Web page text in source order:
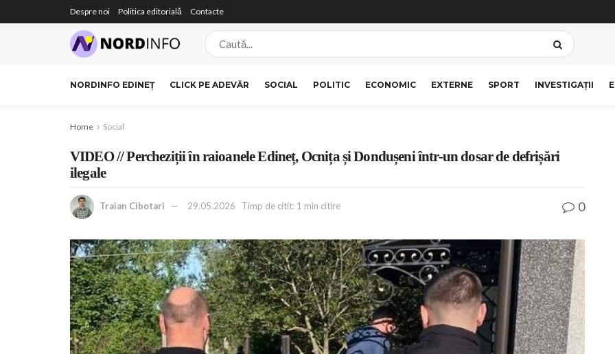
Despre noi Politica editorială Contacte
NORDINFO EDINEȚ CLICK PE ADEVĂR SOCIAL POLITIC ECONOMIC EXTERNE SPORT INVESTIGAȚII
Home Social
VIDEO // Percheziții în raioanele Edineț, Ocnița și Dondușeni într-un dosar de defrișări
ilegale
Traian Cibotari 29.05.2026 Timp de citit: 1 min citire 0